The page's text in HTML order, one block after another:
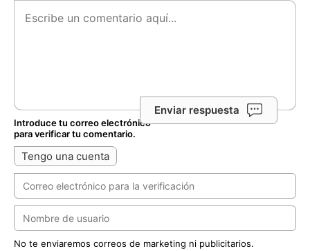
Enviar respuesta
Introduce tu correo electrónico
para verificar tu comentario.
Tengo una cuenta
No te enviaremos correos de marketing ni publicitarios.